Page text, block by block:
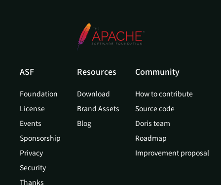
ASF
Foundation
License
Events
Sponsorship
Privacy
Security
Thanks
Resources
Download
Brand Assets
Blog
Community
How to contribute
Source code
Doris team
Roadmap
Improvement proposal